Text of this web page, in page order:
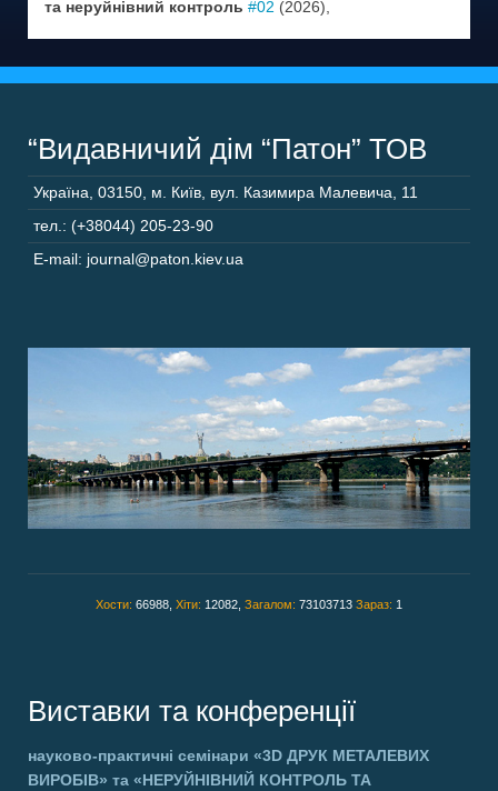
та неруйнівний контроль #02 (2026),
“Видавничий дім “Патон” ТОВ
Україна 03150 м. Київ, вул. Казимира Малевича, 11
тел.: (+38044) 205-23-90
E-mail: journal@paton.kiev.ua
Хости: 66988, Хіти: 12082, Загалом: 73103713 Зараз: 1
Виставки та конференції
науково-практичні семінари «3D ДРУК МЕТАЛЕВИХ
ВИРОБІВ» та «НЕРУЙНІВНИЙ КОНТРОЛЬ ТА